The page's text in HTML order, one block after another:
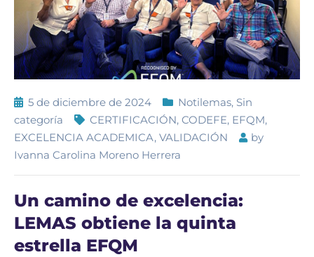
5 de diciembre de 2024 Notilemas, Sin
categoría
CERTIFICACIÓN, CODEFE, EFQM,
EXCELENCIA ACADEMICA, VALIDACIÓN
by
Ivanna Carolina Moreno Herrera
Un camino de excelencia:
LEMAS obtiene la quinta
estrella EFQM